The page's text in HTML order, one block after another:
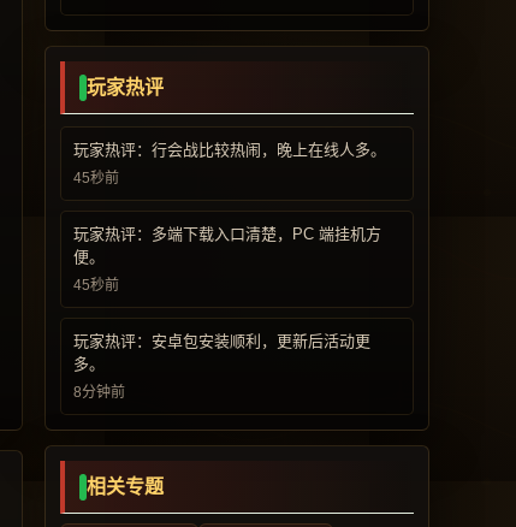
玩家热评
玩家热评：行会战比较热闹，晚上在线人多。
45秒前
玩家热评：多端下载入口清楚，PC 端挂机方
便。
45秒前
玩家热评：安卓包安装顺利，更新后活动更
多。
8分钟前
相关专题